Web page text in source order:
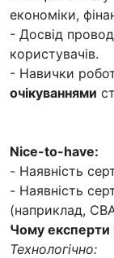
економіки,
- Досвід
користувачів.
- Навички
очікуваннями
Nice-to-have:
- Наявність
- Наявність
(наприклад,
Чому експерти
Технологічно: